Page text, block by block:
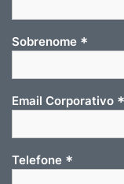
Sobrenome *
Email Corporativo *
Telefone *